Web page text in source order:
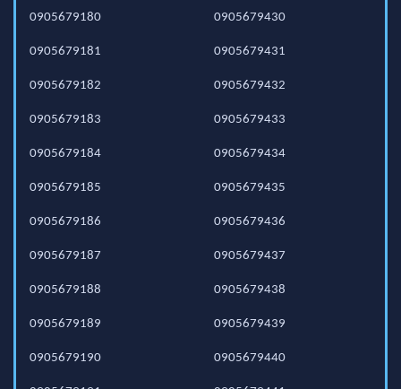
0905679180
0905679181
0905679182
0905679183
0905679184
0905679185
0905679186
0905679187
0905679188
0905679189
0905679190
0905679430
0905679431
0905679432
0905679433
0905679434
0905679435
0905679436
0905679437
0905679438
0905679439
0905679440